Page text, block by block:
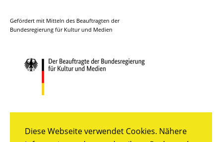
Diese Webseite verwendet Cookies. Nähere
Gefördert mit Mitteln des Beauftragten der
Bundesregierung für Kultur und Medien